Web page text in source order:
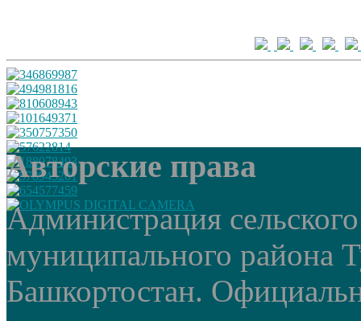
Авторские права
Администрация
муниципального района
Башкортостан.